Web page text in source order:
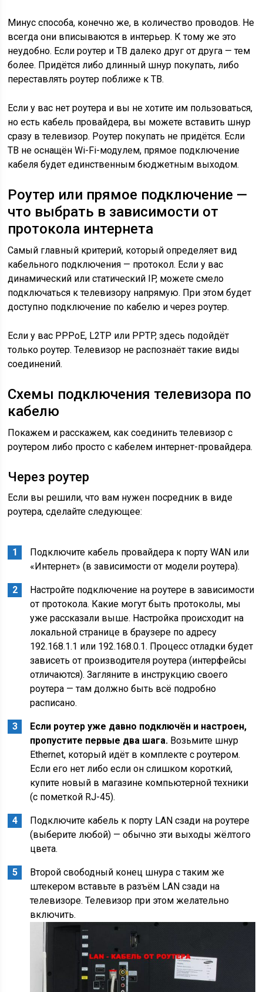
Минус способа, конечно же, в количество проводов. Не
всегда они вписываются в интерьер. К тому же это
неудобно. Если роутер и ТВ далеко друг от друга — тем
более. Придётся либо длинный шнур покупать, либо
переставлять роутер поближе к ТВ.
Если у вас нет роутера и вы не хотите им пользоваться,
но есть кабель провайдера, вы можете вставить шнур
сразу в телевизор. Роутер покупать не придётся. Если
ТВ не оснащён Wi-Fi-модулем, прямое подключение
кабеля будет единственным бюджетным выходом.
Роутер или прямое подключение —
что выбрать в зависимости от
протокола интернета
Самый главный критерий, который определяет вид
кабельного подключения — протокол. Если у вас
динамический или статический IP, можете смело
подключаться к телевизору напрямую. При этом будет
доступно подключение по кабелю и через роутер.
Если у вас PPPoE, L2TP или PPTP, здесь подойдёт
только роутер. Телевизор не распознаёт такие виды
соединений.
Схемы подключения телевизора по
кабелю
Покажем и расскажем, как соединить телевизор с
роутером либо просто с кабелем интернет-провайдера.
Через роутер
Если вы решили, что вам нужен посредник в виде
роутера, сделайте следующее:
Подключите кабель провайдера к порту WAN или
«Интернет» (в зависимости от модели роутера).
Настройте подключение на роутере в зависимости
от протокола. Какие могут быть протоколы, мы
уже рассказали выше. Настройка происходит на
локальной странице в браузере по адресу
192.168.1.1 или 192.168.0.1. Процесс отладки будет
зависеть от производителя роутера (интерфейсы
отличаются). Загляните в инструкцию своего
роутера — там должно быть всё подробно
расписано.
Если роутер уже давно подключён и настроен,
пропустите первые два шага. Возьмите шнур
Ethernet, который идёт в комплекте с роутером.
Если его нет либо если он слишком короткий,
купите новый в магазине компьютерной техники
(с пометкой RJ-45).
Подключите кабель к порту LAN сзади на роутере
(выберите любой) — обычно эти выходы жёлтого
цвета.
Второй свободный конец шнура с таким же
штекером вставьте в разъём LAN сзади на
телевизоре. Телевизор при этом желательно
включить.